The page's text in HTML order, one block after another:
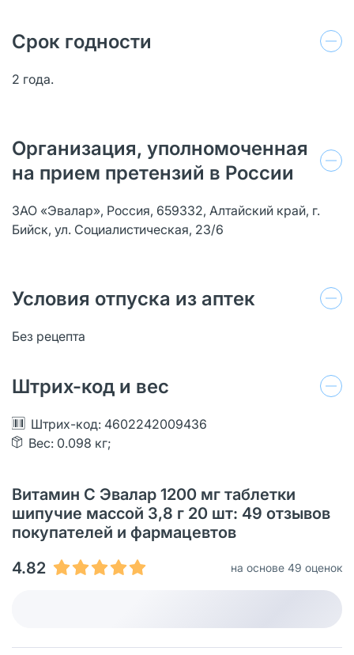
Срок годности
2 года.
Организация, уполномоченная
на прием претензий в России
ЗАО «Эвалар», Россия, 659332, Алтайский край, г.
Бийск, ул. Социалистическая, 23/6
Условия отпуска из аптек
Без рецепта
Штрих-код и вес
Штрих-код: 4602242009436
Вес: 0.098 кг;
Витамин С Эвалар 1200 мг таблетки
шипучие массой 3,8 г 20 шт: 49 отзывов
покупателей и фармацевтов
4.82
на основе 49 оценок